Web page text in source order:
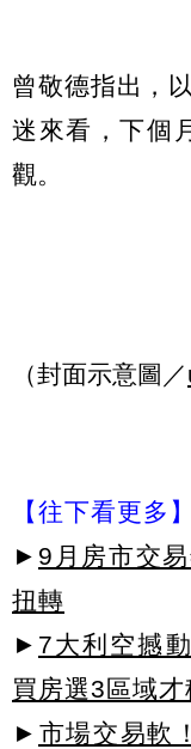
曾敬德指出，
迷來看，下個
觀。
（封面示意圖／
【往下看更多】
► 9月房市交
扭轉
► 7大利空撼
買房選3區域才
► 市場交易軟